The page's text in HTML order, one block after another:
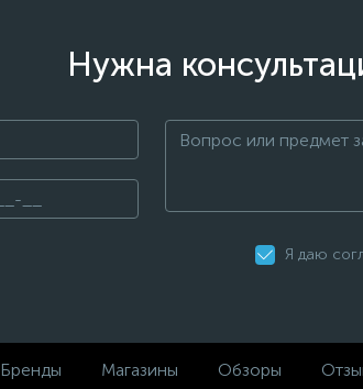
Нужна
Я даю
Бренды Магазины Обзоры